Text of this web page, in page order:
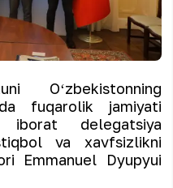
Oʻzbekistonning
fuqarolik jamiyati
iborat delegatsiya
va xavfsizlikni
Emmanuel Dyupyui